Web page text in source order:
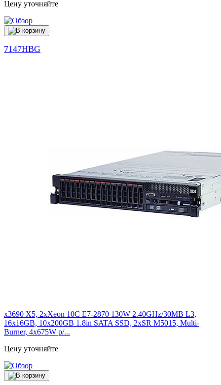
Цену уточняйте
7147HBG
x3690 X5, 2xXeon 10C E7-2870 130W 2.40GHz/30MB L3,
16x16GB, 10x200GB 1.8in SATA SSD, 2xSR M5015, Multi-
Burner, 4x675W p/...
Цену уточняйте